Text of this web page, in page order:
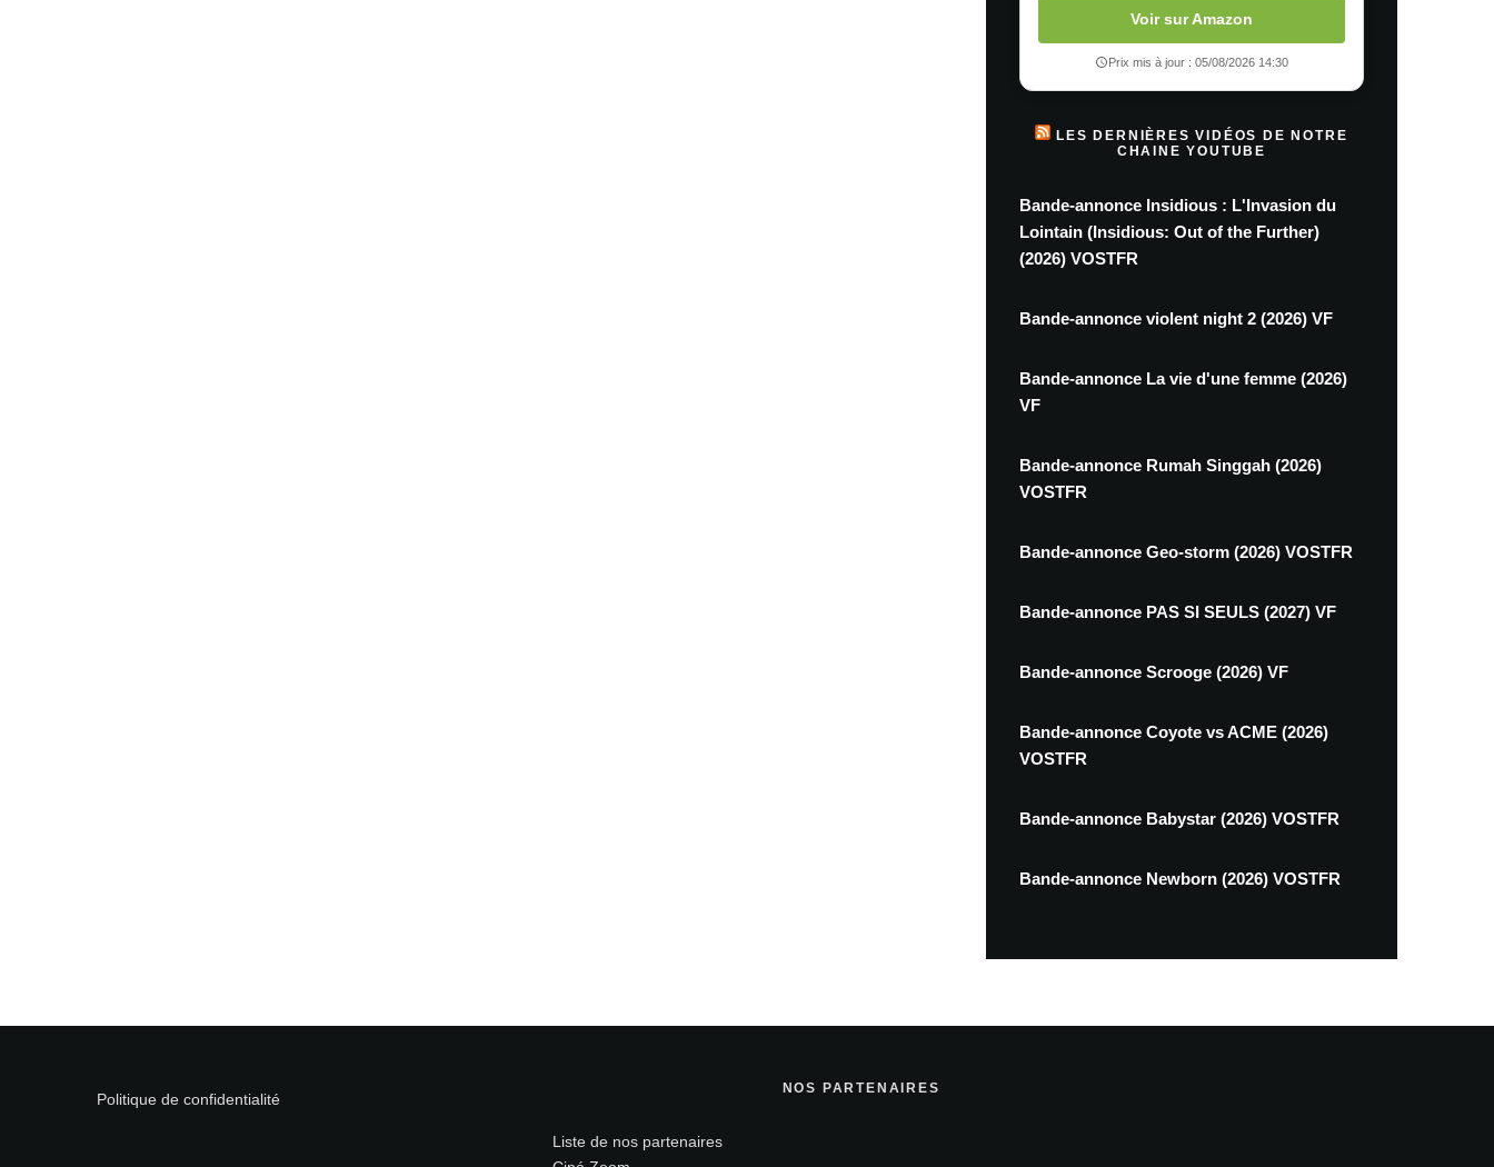
Voir sur Amazon
Prix mis à jour : 05/08/2026 14:30
LES DERNIÈRES VIDÉOS DE NOTRE
CHAINE YOUTUBE
Bande-annonce Insidious : L'Invasion du
Lointain (Insidious: Out of the Further)
(2026) VOSTFR
Bande-annonce violent night 2 (2026) VF
Bande-annonce La vie d'une femme (2026)
VF
Bande-annonce Rumah Singgah (2026)
VOSTFR
Bande-annonce Geo-storm (2026) VOSTFR
Bande-annonce PAS SI SEULS (2027) VF
Bande-annonce Scrooge (2026) VF
Bande-annonce Coyote vs ACME (2026)
VOSTFR
Bande-annonce Babystar (2026) VOSTFR
Bande-annonce Newborn (2026) VOSTFR
Politique de confidentialité
NOS PARTENAIRES
Liste de nos partenaires